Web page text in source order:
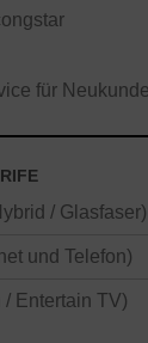
/ Glasfaser)
und Telefon)
Entertain TV)